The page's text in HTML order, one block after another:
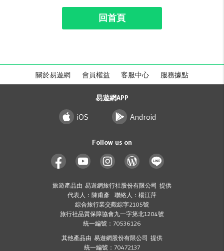
回首頁
關於易遊網 會員權益 客服中心 服務據點
易遊網APP
iOS Android
Follow us on
旅遊產品由 易遊網旅行社股份有限公司 提供
代表人：陳甫彥 聯絡人：楊江萍
綜合旅行業交觀綜字2105號
旅行社品質保障協會九一字第北1204號
統一編號：70536126
其他產品由 易遊網股份有限公司 提供
統一編號：70472137